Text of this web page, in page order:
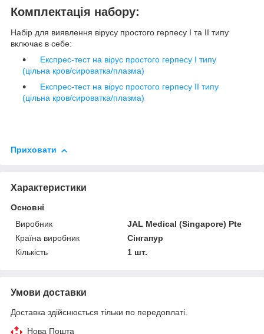
Комплектація набору:
Набір для виявлення вірусу простого герпесу І та ІІ типу
включає в себе:
Експрес-тест на вірус простого герпесу І типу
(цільна кров/сироватка/плазма)
Експрес-тест на вірус простого герпесу ІІ типу
(цільна кров/сироватка/плазма)
Приховати
Характеристики
Основні
Виробник
JAL Medical (Singapore) Pte
Країна виробник
Сінгапур
Кількість
1 шт.
Умови доставки
Доставка здійснюється тільки по передоплаті.
Нова Пошта